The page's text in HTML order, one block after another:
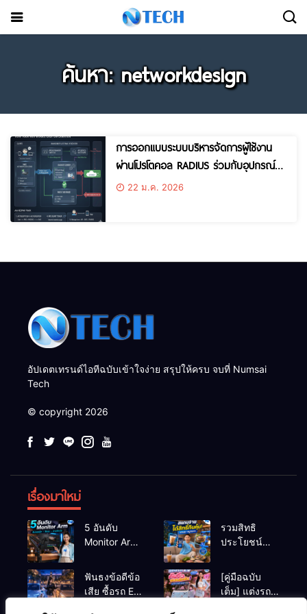
ค้นหา: networkdesign
การออกแบบระบบบริหารจัดการผู้ใช้งาน
ผ่านโปรโตคอล RADIUS ร่วมกับอุปกรณ์
NAS22 ม.ค. 2026
อัปเดตเทรนด์ไอทีฉบับเข้าใจง่าย สรุปให้ครบ จบที่ Numsai
Tech
© copyright 2026
เรื่องมาใหม่
5 อันดับ
Monitor Arm
แข็งแรง รับ
น้ำหนักจอ
โปรไฟล์สีตรง
รวมสิทธิ
ประโยชน์
หมูกระทะ เมื่อ
สแกนจ่ายด้วย
Virtual Bank
ฟันธงข้อดีข้อ
เสีย ซื้อรถ EV
[คู่มือฉบับ
เต็ม] แต่งรถ